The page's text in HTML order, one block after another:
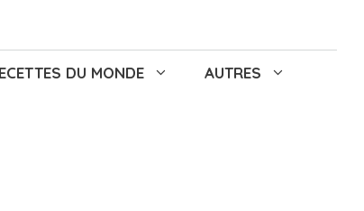
DU MONDE AUTRES